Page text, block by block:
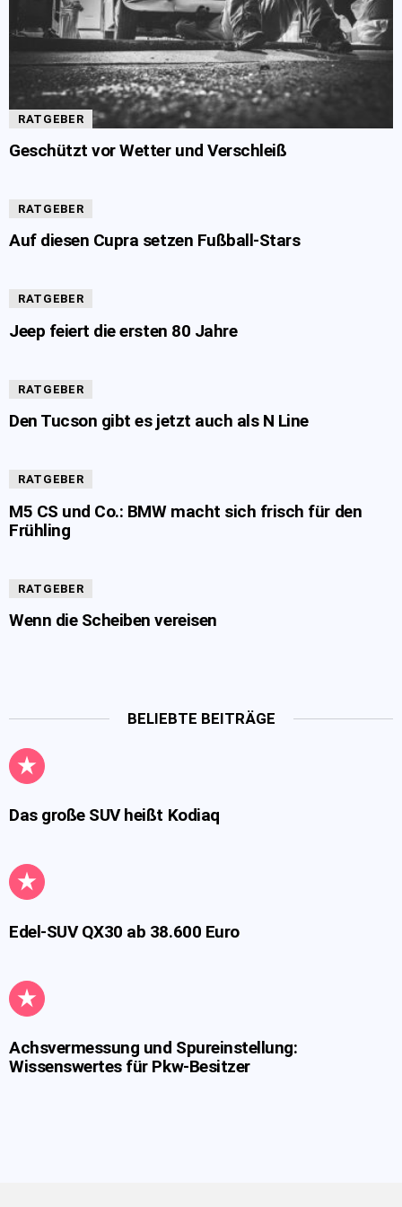
RATGEBER
Geschützt vor Wetter und Verschleiß
RATGEBER
Auf diesen Cupra setzen Fußball-Stars
RATGEBER
Jeep feiert die ersten 80 Jahre
RATGEBER
Den Tucson gibt es jetzt auch als N Line
RATGEBER
M5 CS und Co.: BMW macht sich frisch für den
Frühling
RATGEBER
Wenn die Scheiben vereisen
BELIEBTE BEITRÄGE
Das große SUV heißt Kodiaq
Edel-SUV QX30 ab 38.600 Euro
Achsvermessung und Spureinstellung:
Wissenswertes für Pkw-Besitzer